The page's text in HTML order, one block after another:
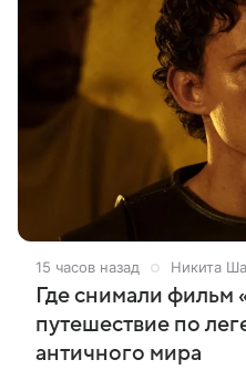
15 часов назад Никита
Где снимали фильм
путешествие по
античного мира